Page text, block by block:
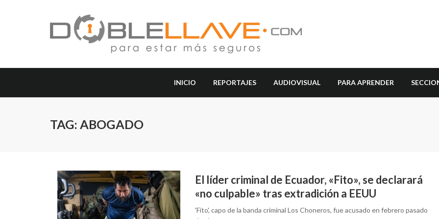
INICIO REPORTAJES AUDIOVISUAL PARA APRENDER
TAG: ABOGADO
El líder criminal de Ecuador, «Fito», se declarará
«no culpable» tras extradición a EEUU
'Fito', capo de la banda criminal Los Choneros, fue acusado en febrero pasado